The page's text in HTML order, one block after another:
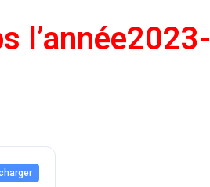
l’année2023-